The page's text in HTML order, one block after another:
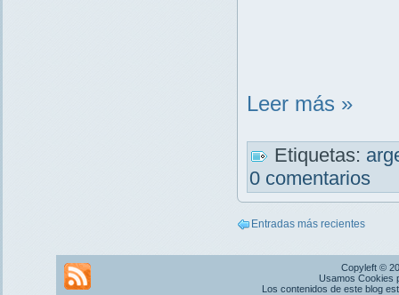
Leer más »
Etiquetas:
0 comentarios
Entradas más recientes
Copyleft ©
Usamos Cookies
Los contenidos de este blog